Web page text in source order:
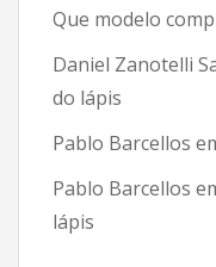
Que modelo
Daniel Zanotelli
do lápis
Pablo Barcellos
Pablo Barcellos
lápis